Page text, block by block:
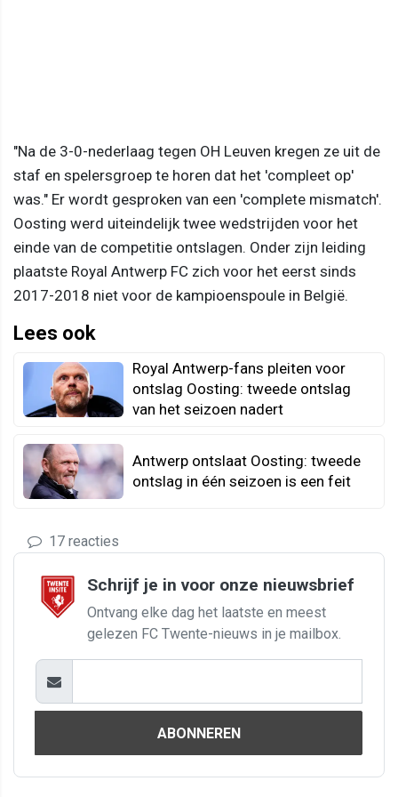
"Na de 3-0-nederlaag tegen OH Leuven kregen ze uit de
staf en spelersgroep te horen dat het 'compleet op'
was." Er wordt gesproken van een 'complete mismatch'.
Oosting werd uiteindelijk twee wedstrijden voor het
einde van de competitie ontslagen. Onder zijn leiding
plaatste Royal Antwerp FC zich voor het eerst sinds
2017-2018 niet voor de kampioenspoule in België.
Lees ook
Royal Antwerp-fans pleiten voor
ontslag Oosting: tweede ontslag
van het seizoen nadert
Antwerp ontslaat Oosting: tweede
ontslag in één seizoen is een feit
17 reacties
Schrijf je in voor onze nieuwsbrief
Ontvang elke dag het laatste en meest
gelezen FC Twente-nieuws in je mailbox.
ABONNEREN